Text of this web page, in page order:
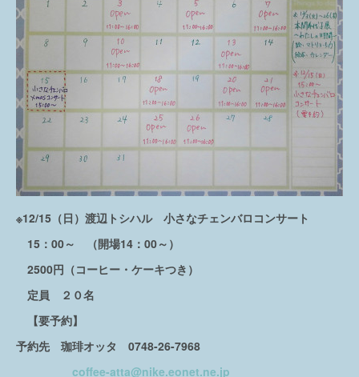
※12/15（日）渡辺トシハル 小さなチェンバロコンサート
15：00～ （開場14：00～）
2500円（コーヒー・ケーキつき）
定員 ２０名
【要予約】
予約先 珈琲オッタ 0748-26-7968
coffee-atta@nike.eonet.ne.jp